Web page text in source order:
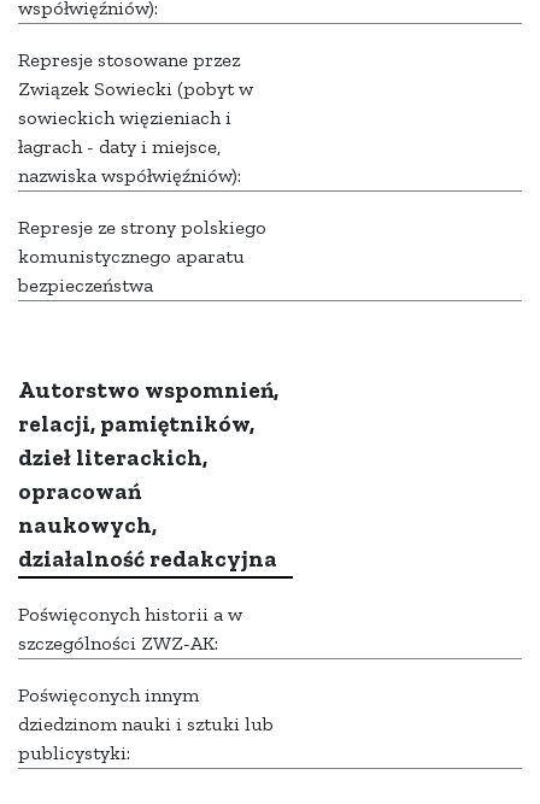
współwięźniów):
Represje stosowane przez
Związek Sowiecki (pobyt w
sowieckich więzieniach i
łagrach - daty i miejsce,
nazwiska współwięźniów):
Represje ze strony polskiego
komunistycznego aparatu
bezpieczeństwa
Autorstwo wspomnień,
relacji, pamiętników,
dzieł literackich,
opracowań
naukowych,
działalność redakcyjna
Poświęconych historii a w
szczególności ZWZ-AK:
Poświęconych innym
dziedzinom nauki i sztuki lub
publicystyki: